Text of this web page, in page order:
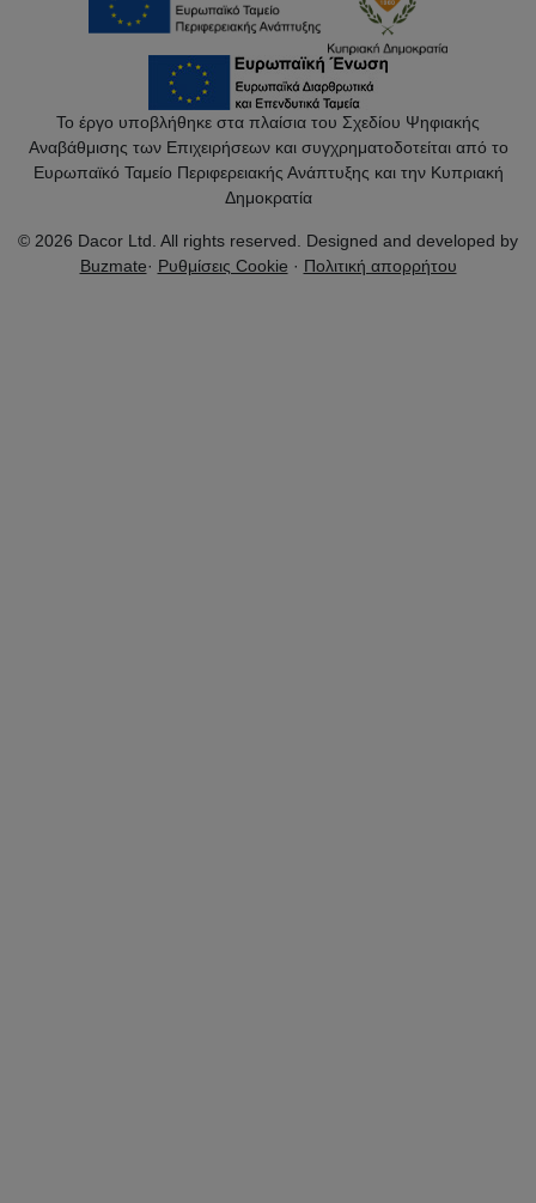
Το έργο υποβλήθηκε στα πλαίσια του Σχεδίου Ψηφιακής
Αναβάθμισης των Επιχειρήσεων και συγχρηματοδοτείται από το
Ευρωπαϊκό Ταμείο Περιφερειακής Ανάπτυξης και την Κυπριακή
Δημοκρατία
© 2026 Dacor Ltd. All rights reserved. Designed and developed by
Buzmate· Ρυθμίσεις Cookie · Πολιτική απορρήτου